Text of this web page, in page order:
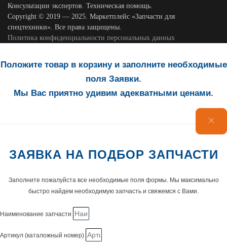
Консультации экспертов. Техническая помощь.
Copyright © 2019 — 2025. Маркетплейс «Запчасти для
спецтехники». Все права защищены.
Политика конфиденциальности персональных данных
Положите товар в корзину и заполните необходимые
поля Заявки.
Мы Вас приятно удивим адекватными ценами.
ЗАЯВКА НА ПОДБОР ЗАПЧАСТИ
Заполните пожалуйста все необходимые поля формы. Мы максимально
быстро найдем необходимую запчасть и свяжемся с Вами.
Наименование запчасти
Артикул (каталожный номер)